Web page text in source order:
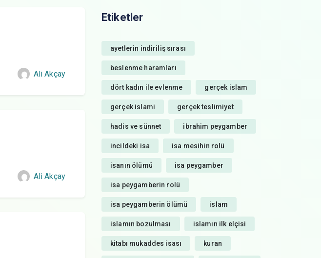
Ali Akçay
Ali Akçay
Etiketler
ayetlerin indiriliş sırası
beslenme haramları
dört kadın ile evlenme gerçek islam
gerçek islami gerçek teslimiyet
hadis ve sünnet ibrahim peygamber
incildeki isa isa mesihin rolü
isanın ölümü isa peygamber
isa peygamberin rolü
isa peygamberin ölümü islam
islamın bozulması islamın ilk elçisi
kitabı mukaddes isası kuran